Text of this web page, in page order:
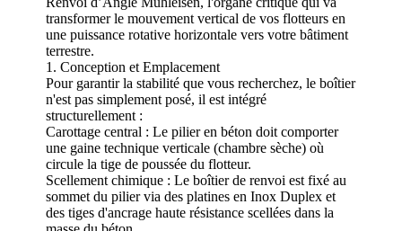
transformer le mouvement vertical de vos flotteurs en
une puissance rotative horizontale vers votre bâtiment
terrestre.
1. Conception et Emplacement
Pour garantir la stabilité que vous recherchez, le boîtier
n'est pas simplement posé, il est intégré
structurellement :
Carottage central : Le pilier en béton doit comporter
une gaine technique verticale (chambre sèche) où
circule la tige de poussée du flotteur.
Scellement chimique : Le boîtier de renvoi est fixé au
sommet du pilier via des platines en Inox Duplex et
des tiges d'ancrage haute résistance scellées dans la